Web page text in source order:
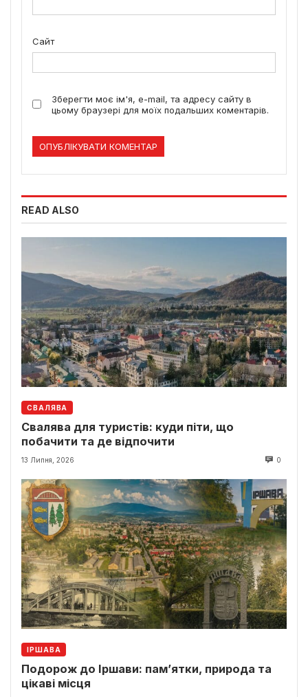
Сайт
Зберегти моє ім'я, e-mail, та адресу сайту в
цьому браузері для моїх подальших коментарів.
READ ALSO
СВАЛЯВА
Свалява для туристів: куди піти, що
побачити та де відпочити
13 Липня, 2026 0
ІРШАВА
Подорож до Іршави: пам’ятки, природа та
цікаві місця